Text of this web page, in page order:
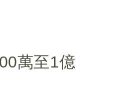
萬至1億